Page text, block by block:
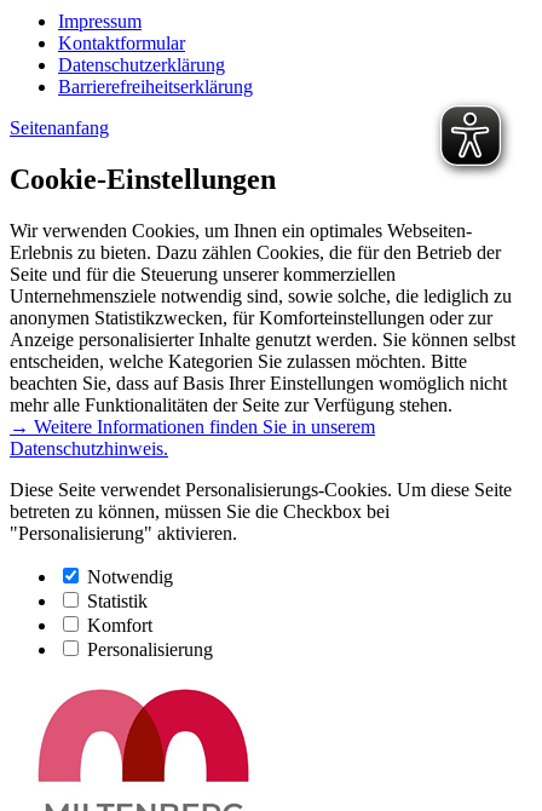
Impressum
Kontaktformular
Datenschutzerklärung
Barrierefreiheitserklärung
Seitenanfang
Cookie-Einstellungen
Wir verwenden Cookies, um Ihnen ein optimales Webseiten-
Erlebnis zu bieten. Dazu zählen Cookies, die für den Betrieb der
Seite und für die Steuerung unserer kommerziellen
Unternehmensziele notwendig sind, sowie solche, die lediglich zu
anonymen Statistikzwecken, für Komforteinstellungen oder zur
Anzeige personalisierter Inhalte genutzt werden. Sie können selbst
entscheiden, welche Kategorien Sie zulassen möchten. Bitte
beachten Sie, dass auf Basis Ihrer Einstellungen womöglich nicht
mehr alle Funktionalitäten der Seite zur Verfügung stehen.
→ Weitere Informationen finden Sie in unserem
Datenschutzhinweis.
Diese Seite verwendet Personalisierungs-Cookies. Um diese Seite
betreten zu können, müssen Sie die Checkbox bei
"Personalisierung" aktivieren.
Notwendig
Statistik
Komfort
Personalisierung